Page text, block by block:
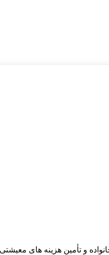
تعهدات خود در حوزه حمایت از خانواده و تأمین هزینه